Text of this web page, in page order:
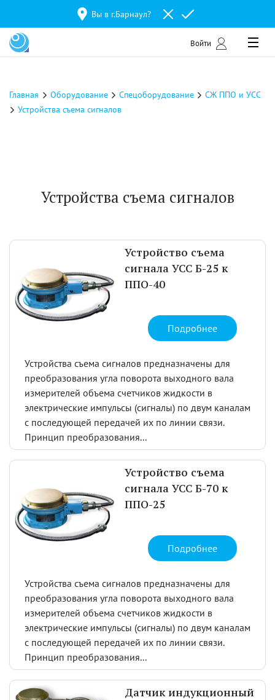
Вы в г.Барнаул?
Войти
Главная Оборудование Спецоборудование
СЖ ППО и УСС
Устройства съема сигналов
Устройства съема сигналов
Устройство съема
сигнала УСС Б-25 к
ППО-40
Подробнее
Устройства съема сигналов предназначены для
преобразования угла поворота выходного вала
измерителей объема счетчиков жидкости в
электрические импульсы (сигналы) по двум каналам
с последующей передачей их по линии связи.
Принцип преобразования...
Устройство съема
сигнала УСС Б-70 к
ППО-25
Подробнее
Устройства съема сигналов предназначены для
преобразования угла поворота выходного вала
измерителей объема счетчиков жидкости в
электрические импульсы (сигналы) по двум каналам
с последующей передачей их по линии связи.
Принцип преобразования...
Датчик индукционный